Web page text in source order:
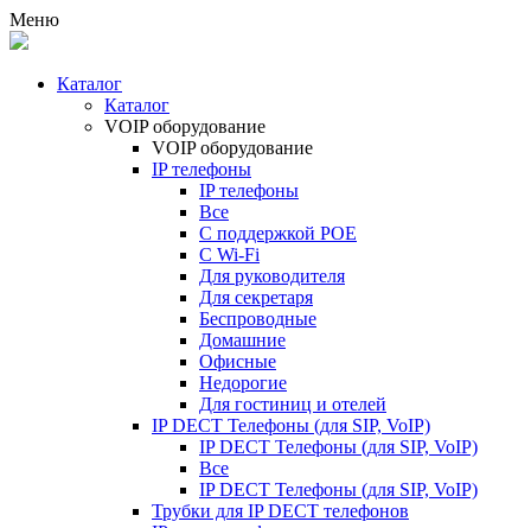
Меню
Каталог
Каталог
VOIP оборудование
VOIP оборудование
IP телефоны
IP телефоны
Все
С поддержкой POE
C Wi-Fi
Для руководителя
Для секретаря
Беспроводные
Домашние
Офисные
Недорогие
Для гостиниц и отелей
IP DECT Телефоны (для SIP, VoIP)
IP DECT Телефоны (для SIP, VoIP)
Все
IP DECT Телефоны (для SIP, VoIP)
Трубки для IP DECT телефонов